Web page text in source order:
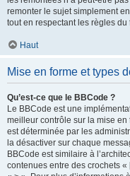
remonter le sujet simplement
tout en respectant les règles du
Haut
Mise en forme et types
Qu’est-ce que le BBCode ?
Le BBCode est une
meilleur contrôle sur la mise en
est déterminée par les
la désactiver sur chaque
BBCode est similaire à
contenues entre des crochets